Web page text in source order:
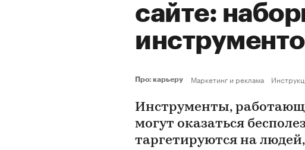
сайте:
Про: карьеру Маркетинг и реклама
Инструменты,
могут оказаться
таргетируются на